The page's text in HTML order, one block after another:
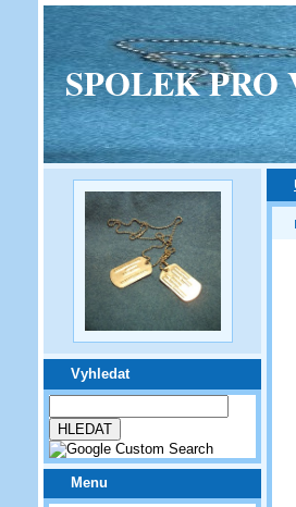
SPOLEK PRO
Vyhledat
Menu